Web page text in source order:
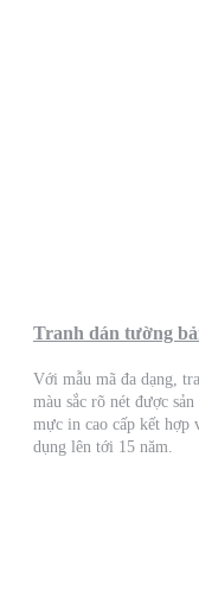
Tranh dán tường
Với mẫu mã đa dạng,
màu sắc rõ nét được
mực in cao cấp kết hợp
dụng lên tới 15 năm.